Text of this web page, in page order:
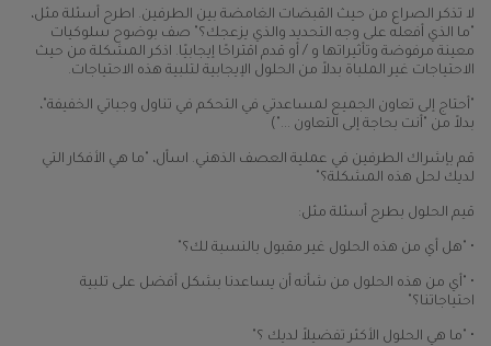
لا تذكر الصراع من حيث القبضات الغامضة بين الطرفين. اطرح أسئلة مثل،
"ما الذي أفعله على وجه التحديد والذي يزعجك؟" صف بوضوح سلوكيات
معينة مرفوضة وتأثيراتها و / أو قدم اقتراحًا إيجابيًا. اذكر المشكلة من حيث
الاحتياجات غير الملباة بدلاً من الحلول الإيجابية لتلبية هذه الاحتياجات.
"أحتاج إلى تعاون الجميع لمساعدتي في التحكم في تناول وجباتي الخفيفة"،
بدلاً من "أنت بحاجة إلى التعاون ...")
قم بإشراك الطرفين في عملية العصف الذهني. اسأل، "ما هي الأفكار التي
لديك لحل هذه المشكلة؟"
قيم الحلول بطرح أسئلة مثل:
• "هل أي من هذه الحلول غير مقبول بالنسبة لك؟"
• "أي من هذه الحلول من شأنه أن يساعدنا بشكل أفضل على تلبية
احتياجاتنا؟"
• "ما هي الحلول الأكثر تفضيلاً لديك ؟"